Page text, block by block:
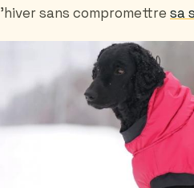
sans compromettre sa